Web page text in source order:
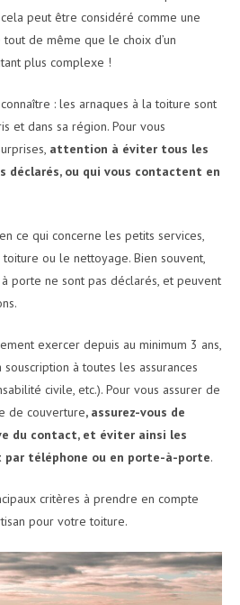
peut être considéré comme une
de même que le choix d’un
plus complexe !
: les arnaques à la toiture sont
et dans sa région. Pour vous
attention à éviter tous les
déclarés, ou qui vous contactent en
ce qui concerne les petits services,
ou le nettoyage. Bien souvent,
porte ne sont pas déclarés, et peuvent
exercer depuis au minimum 3 ans,
à toutes les assurances
civile, etc.). Pour vous assurer de
de couverture, assurez-vous de
du contact, et éviter ainsi les
par téléphone ou en porte-à-porte.
critères à prendre en compte
pour votre toiture.